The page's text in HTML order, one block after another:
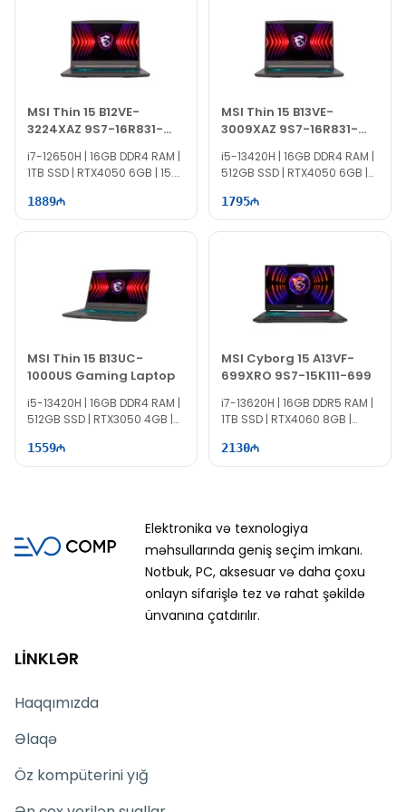
Lenovo Legion Slim 5 14APH8
modeliniEvo Comp
mağazasında həm nəğd, həm də köçürmə yolu ilə
rahat şəkildə əldə edə bilərsiniz.
MSI Thin 15 B12VE-
3224XAZ 9S7-16R831-
i7-12650H | 16GB DDR4 RAM |
1TB SSD | RTX4050 6GB | 15.6"
1889
MSI Thin 15 B13VE-
3009XAZ 9S7-16R831-
i5-13420H | 16GB DDR4 RAM |
512GB SSD | RTX4050 6GB |
1795
MSI Thin 15 B13UC-
1000US Gaming Laptop
i5-13420H | 16GB DDR4 RAM |
512GB SSD | RTX3050 4GB |
1559
MSI Cyborg 15 A13VF-
699XRO 9S7-15K111-699
i7-13620H | 16GB DDR5 RAM |
1TB SSD | RTX4060 8GB |
2130
Elektronika və texnologiya
məhsullarında geniş seçim imkanı.
Notbuk, PC, aksesuar və daha çoxu
onlayn sifarişlə tez və rahat şəkildə
ünvanına çatdırılır.
LİNKLƏR
Haqqımızda
Əlaqə
Öz kompüterini yığ